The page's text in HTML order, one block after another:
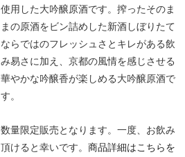
使用した大吟醸原酒です。搾ったそのま
まの原酒をビン詰めした新酒しぼりたて
ならではのフレッシュさとキレがある飲
み易さに加え、京都の風情を感じさせる
華やかな吟醸香が楽しめる大吟醸原酒で
す。
数量限定販売となります。一度、お飲み
頂けると幸いです。 商品詳細はこちらを